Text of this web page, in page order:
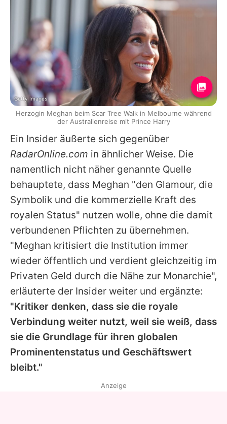
Ein Insider äußerte sich gegenüber
RadarOnline.com in ähnlicher Weise. Die
namentlich nicht näher genannte Quelle
behauptete, dass Meghan "den Glamour, die
Symbolik und die kommerzielle Kraft des
royalen Status" nutzen wolle, ohne die damit
verbundenen Pflichten zu übernehmen.
"Meghan kritisiert die Institution immer
wieder öffentlich und verdient gleichzeitig im
Privaten Geld durch die Nähe zur Monarchie",
erläuterte der Insider weiter und ergänzte:
"Kritiker denken, dass sie die royale
Verbindung weiter nutzt, weil sie weiß, dass
sie die Grundlage für ihren globalen
Prominentenstatus und Geschäftswert
bleibt."
Getty Images
Herzogin Meghan beim Scar Tree Walk in Melbourne während
der Australienreise mit Prince Harry
Anzeige